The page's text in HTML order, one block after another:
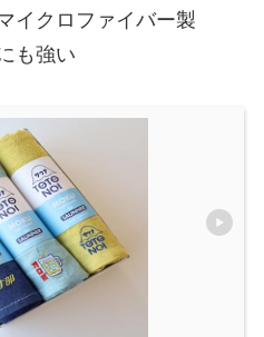
イクロファイバー製
も強い